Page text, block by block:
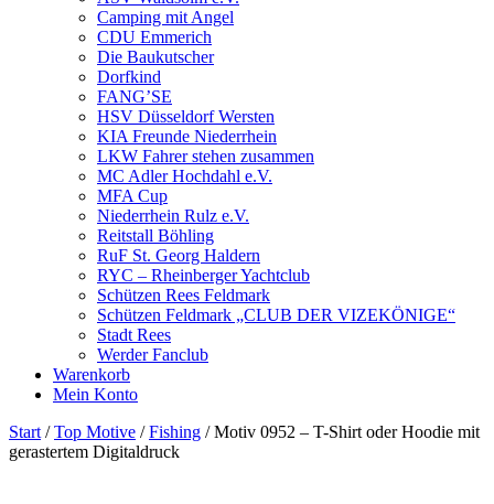
Camping mit Angel
CDU Emmerich
Die Baukutscher
Dorfkind
FANG’SE
HSV Düsseldorf Wersten
KIA Freunde Niederrhein
LKW Fahrer stehen zusammen
MC Adler Hochdahl e.V.
MFA Cup
Niederrhein Rulz e.V.
Reitstall Böhling
RuF St. Georg Haldern
RYC – Rheinberger Yachtclub
Schützen Rees Feldmark
Schützen Feldmark „CLUB DER VIZEKÖNIGE“
Stadt Rees
Werder Fanclub
Warenkorb
Mein Konto
Start /Top Motive /Fishing / Motiv 0952 – T-Shirt oder Hoodie mit
gerastertem Digitaldruck